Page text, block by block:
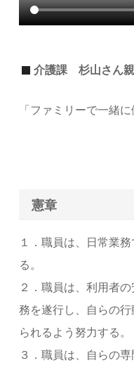
介護課 杉山さん
「ファミリーで一緒に
憲章
１．職員は、日常業
る。
２．職員は、利用者
務を遂行し、自らの
られるよう努力する。
３．職員は、自らの